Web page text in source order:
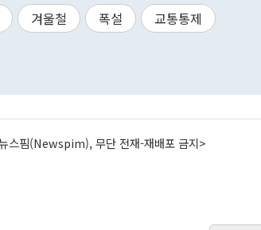
겨울철 폭설
교통통제
스핌(Newspim), 무단 전재-재배포 금지>